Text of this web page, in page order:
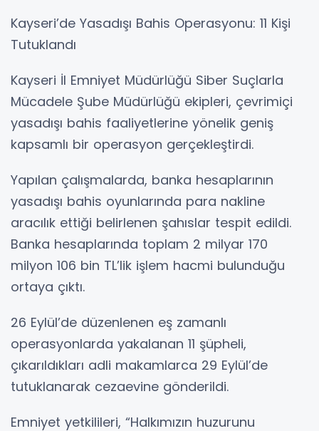
Kayseri’de Yasadışı Bahis Operasyonu: 11 Kişi
Tutuklandı
Kayseri İl Emniyet Müdürlüğü Siber Suçlarla
Mücadele Şube Müdürlüğü ekipleri, çevrimiçi
yasadışı bahis faaliyetlerine yönelik geniş
kapsamlı bir operasyon gerçekleştirdi.
Yapılan çalışmalarda, banka hesaplarının
yasadışı bahis oyunlarında para nakline
aracılık ettiği belirlenen şahıslar tespit edildi.
Banka hesaplarında toplam 2 milyar 170
milyon 106 bin TL’lik işlem hacmi bulunduğu
ortaya çıktı.
26 Eylül’de düzenlenen eş zamanlı
operasyonlarda yakalanan 11 şüpheli,
çıkarıldıkları adli makamlarca 29 Eylül’de
tutuklanarak cezaevine gönderildi.
Emniyet yetkilileri, “Halkımızın huzurunu